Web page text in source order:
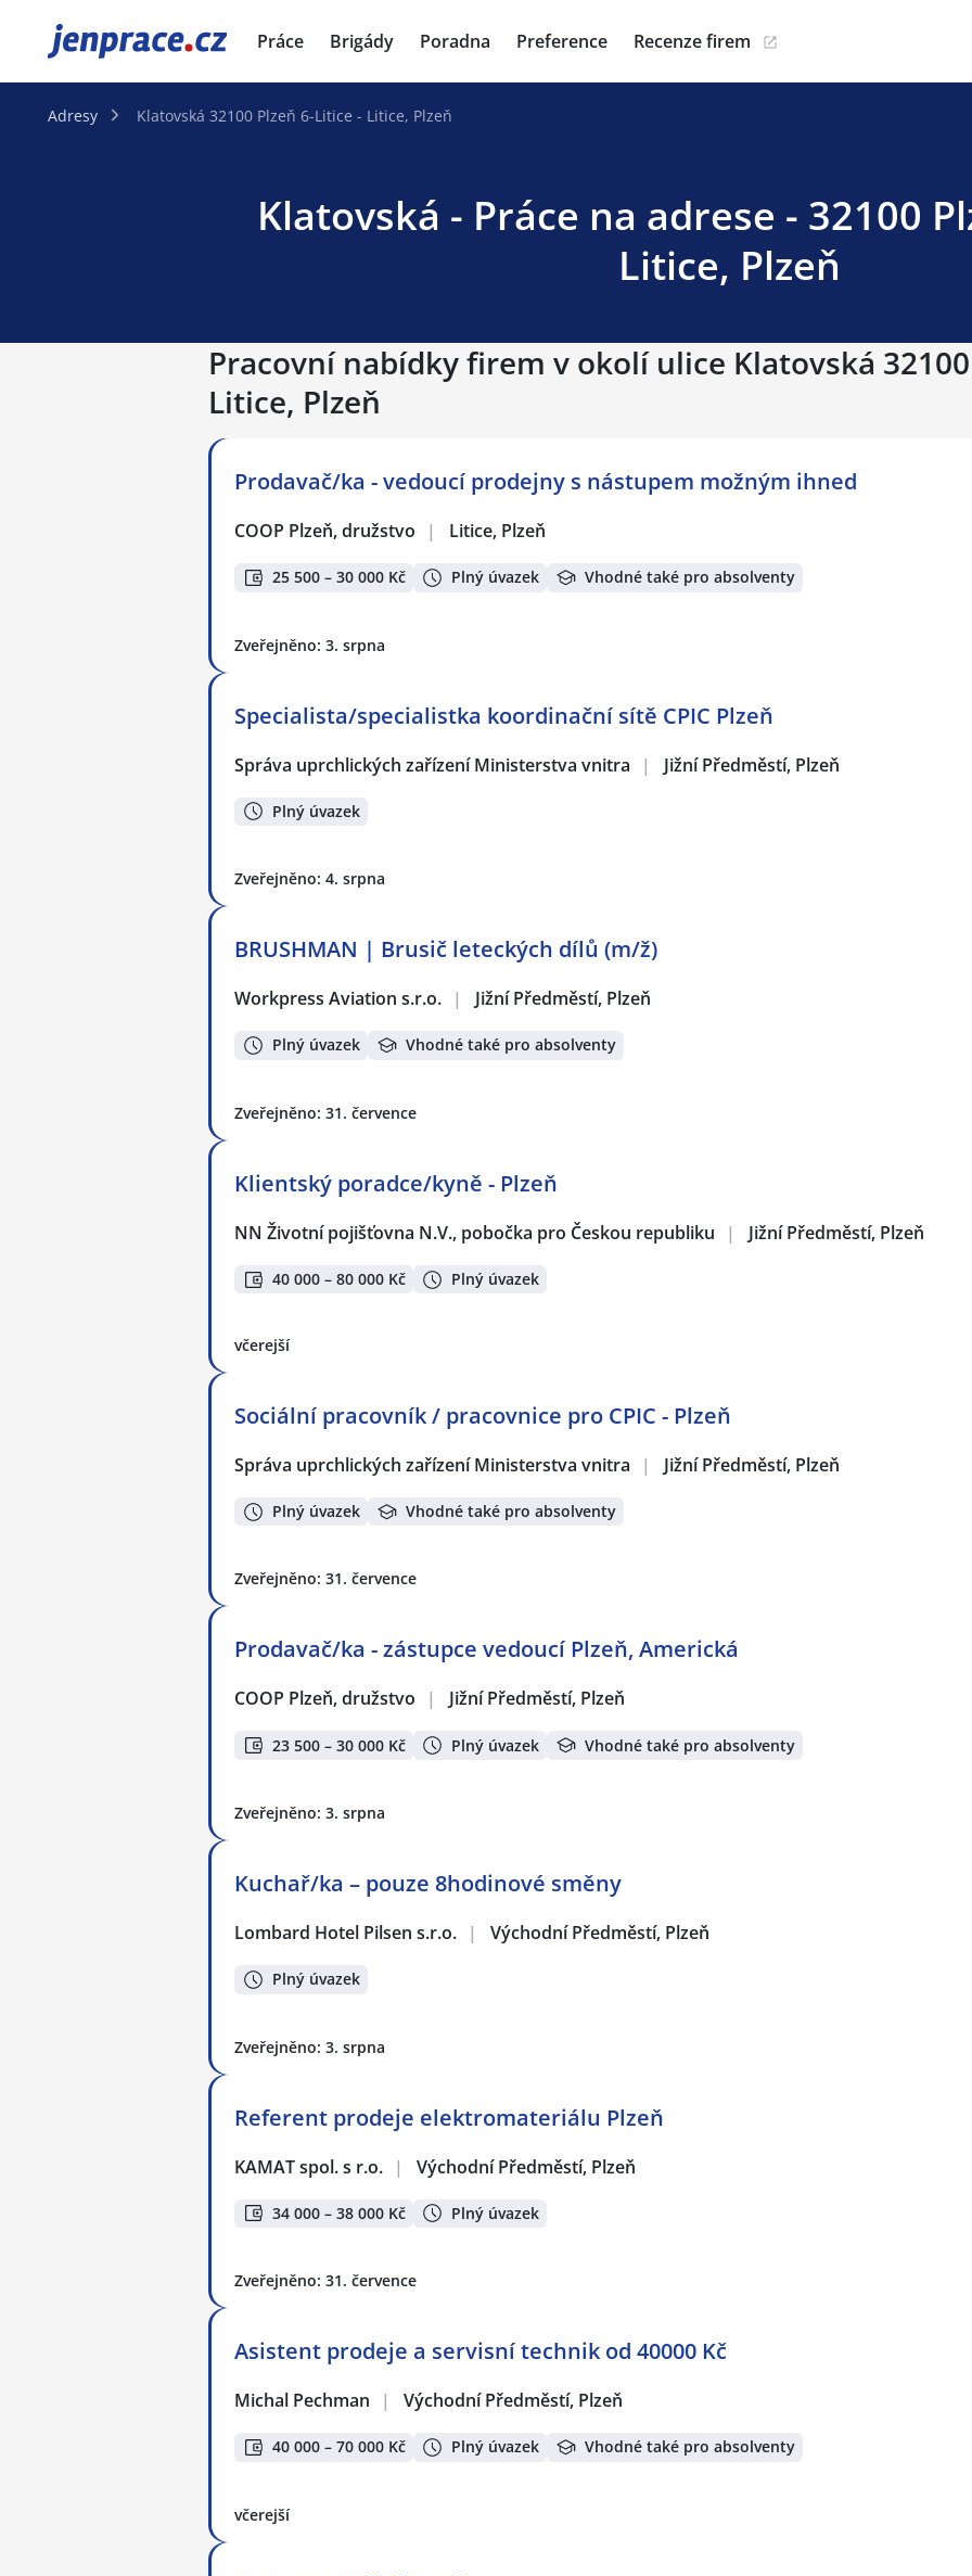
JenPráce.cz Práce Brigády Poradna Preference Recenze firem
Adresy Klatovská 32100 Plzeň 6-Litice - Litice, Plzeň
Klatovská - Práce na adrese - 32100
Litice, Plzeň
Pracovní nabídky firem v okolí ulice Klatovská
Litice, Plzeň
Prodavač/ka - vedoucí prodejny s nástupem možným ihned
COOP Plzeň, družstvo | Litice, Plzeň
25 500 – 30 000 Kč Plný úvazek Vhodné také pro absolventy
Zveřejněno: 3. srpna
Specialista/specialistka koordinační sítě CPIC Plzeň
Správa uprchlických zařízení Ministerstva vnitra | Jižní Předměstí, Plzeň
Plný úvazek
Zveřejněno: 4. srpna
BRUSHMAN | Brusič leteckých dílů (m/ž)
Workpress Aviation s.r.o. | Jižní Předměstí, Plzeň
Plný úvazek Vhodné také pro absolventy
Zveřejněno: 31. července
Klientský poradce/kyně - Plzeň
NN Životní pojišťovna N.V., pobočka pro Českou republiku | Jižní Předměstí, Plzeň
40 000 – 80 000 Kč Plný úvazek
včerejší
Sociální pracovník / pracovnice pro CPIC - Plzeň
Správa uprchlických zařízení Ministerstva vnitra | Jižní Předměstí, Plzeň
Plný úvazek Vhodné také pro absolventy
Zveřejněno: 31. července
Prodavač/ka - zástupce vedoucí Plzeň, Americká
COOP Plzeň, družstvo | Jižní Předměstí, Plzeň
23 500 – 30 000 Kč Plný úvazek Vhodné také pro absolventy
Zveřejněno: 3. srpna
Kuchař/ka – pouze 8hodinové směny
Lombard Hotel Pilsen s.r.o. | Východní Předměstí, Plzeň
Plný úvazek
Zveřejněno: 3. srpna
Referent prodeje elektromateriálu Plzeň
KAMAT spol. s r.o. | Východní Předměstí, Plzeň
34 000 – 38 000 Kč Plný úvazek
Zveřejněno: 31. července
Asistent prodeje a servisní technik od 40000 Kč
Michal Pechman | Východní Předměstí, Plzeň
40 000 – 70 000 Kč Plný úvazek Vhodné také pro absolventy
včerejší